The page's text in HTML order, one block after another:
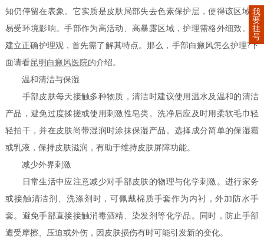
知仍停留在表象。它实质是皮肤局部失去色素保护层，使得该区域更
易受环境影响。手部作为高活动、高暴露区域，护理需格外细致。要
建立正确护理观，首先需了解其特点。那么，手部白癜风怎么护理?下
面请看昆明白癜风医院的介绍。
温和清洁与保湿
手部皮肤每天接触多种物质，清洁时建议使用温水及温和的清洁
产品，避免过度揉搓或使用刺激性皂类。洗净后应及时用柔软毛巾轻
轻拍干，并在皮肤尚带湿润时涂抹保湿产品。选择成分简单的保湿霜
或乳液，保持皮肤滋润，有助于维持皮肤屏障功能。
减少外界刺激
日常生活中应注意减少对手部皮肤的物理与化学刺激。进行家务
或接触清洁剂、洗涤剂时，可佩戴棉质手套作为内衬，外加防水手
套。避免手部直接接触消毒酒精、染发剂等化学品。同时，防止手部
遭受摩擦、压迫或外伤，因皮肤损伤有时可能引发新的变化。
我
要
挂
号